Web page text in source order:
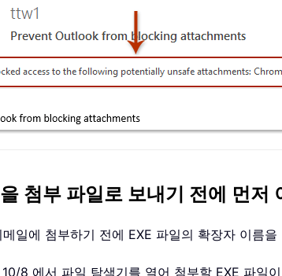
첨부 파일로 보내기 전에 먼저
일에 첨부하기 전에 EXE 파일의 확장자 이름
8 에서 파일 탐색기를 열어 첨부할 EXE 파일